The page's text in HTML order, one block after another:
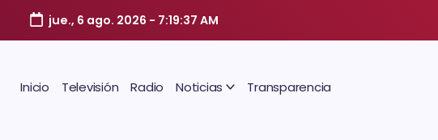
jue., 6 ago. 2026 - 7:19:38 AM
Inicio Televisión Radio Noticias Transparencia